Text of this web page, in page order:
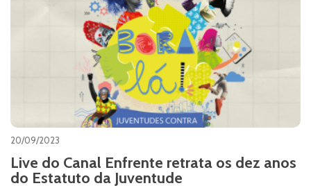
20/09/2023
Live do Canal Enfrente retrata os dez anos
do Estatuto da Juventude